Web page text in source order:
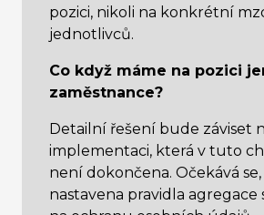
pozici, nikoli na konkrétní
jednotlivců.
Co když máme na pozici
zaměstnance?
Detailní řešení bude záviset
implementaci, která v tuto
není dokončena. Očekává
nastavena pravidla agregace